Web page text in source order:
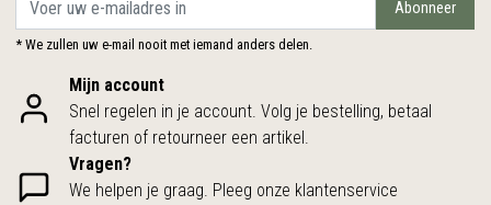
Abonneer
* We zullen uw e-mail nooit met iemand anders delen.
Mijn account
Snel regelen in je account. Volg je bestelling, betaal
facturen of retourneer een artikel.
Vragen?
We helpen je graag. Pleeg onze klantenservice